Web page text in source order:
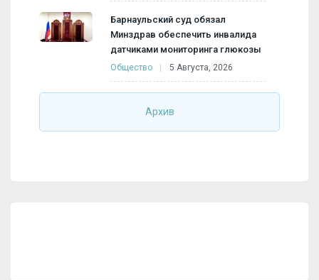
Барнаульский суд обязал
Минздрав обеспечить инвалида
датчиками мониторинга глюкозы
Общество 5 Августа, 2026
Архив